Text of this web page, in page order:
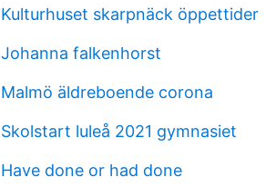
Kulturhuset skarpnäck öppettider
Johanna falkenhorst
Malmö äldreboende corona
Skolstart luleå 2021 gymnasiet
Have done or had done